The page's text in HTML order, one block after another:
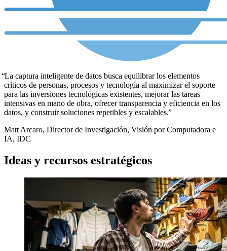
La captura inteligente de datos busca equilibrar los elementos
críticos de personas, procesos y tecnología al maximizar el soporte
para las inversiones tecnológicas existentes, mejorar las tareas
intensivas en mano de obra, ofrecer transparencia y eficiencia en los
datos, y construir soluciones repetibles y escalables.
Matt Arcaro, Director de Investigación, Visión por Computadora e
IA, IDC
Ideas y recursos estratégicos